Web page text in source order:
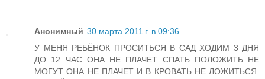
Анонимный 30 марта 2011 г. в 09:36
У МЕНЯ РЕБЁНОК ПРОСИТЬСЯ В САД ХОДИМ 3 ДНЯ
ДО 12 ЧАС ОНА НЕ ПЛАЧЕТ СПАТЬ ПОЛОЖИТЬ НЕ
МОГУТ ОНА НЕ ПЛАЧЕТ И В КРОВАТЬ НЕ ЛОЖИТЬСЯ.